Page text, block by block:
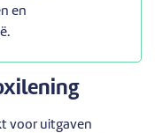
en
voor uitgaven